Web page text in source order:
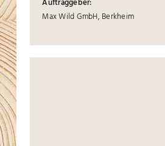
Auftraggeber:
Max Wild GmbH, Berkheim